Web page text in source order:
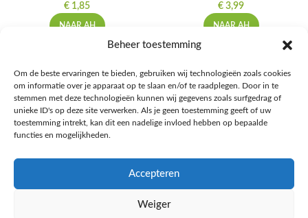
Beheer toestemming
Om de beste ervaringen te bieden, gebruiken wij technologieën zoals cookies
om informatie over je apparaat op te slaan en/of te raadplegen. Door in te
stemmen met deze technologieën kunnen wij gegevens zoals surfgedrag of
unieke ID's op deze site verwerken. Als je geen toestemming geeft of uw
toestemming intrekt, kan dit een nadelige invloed hebben op bepaalde
functies en mogelijkheden.
Accepteren
Weiger
€ 1,85
NAAR AH
€ 3,99
NAAR AH
Ontdek de beste keto-vriendelijke keuzes van Albert Heijn, verrijk je
kennis met onze diepgaande blogs over het keto-dieet, en deel jouw
favoriete keto recepten in onze bruisende online gemeenschap!